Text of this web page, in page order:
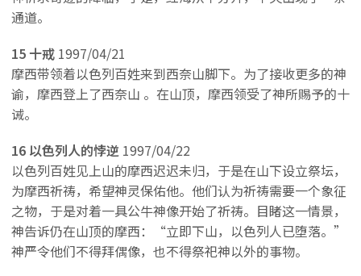
通道。
15 十戒 1997/04/21
摩西带领着以色列百姓来到西奈山脚下。为了接收更多的神
谕，摩西登上了西奈山 。在山顶，摩西领受了神所赐予的十
诫。
16 以色列人的悖逆 1997/04/22
以色列百姓见上山的摩西迟迟未归，于是在山下设立祭坛，
为摩西祈祷，希望神灵保佑他。他们认为祈祷需要一个象征
之物，于是对着一具公牛神像开始了祈祷。目睹这一情景，
神告诉仍在山顶的摩西：“立即下山，以色列人已堕落。”
神严令他们不得拜偶像，也不得祭祀神以外的事物。